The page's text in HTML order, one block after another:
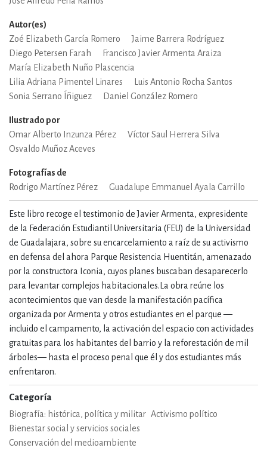
Autor(es)
Zoé Elizabeth García Romero
Jaime Barrera Rodríguez
Diego Petersen Farah
Francisco Javier Armenta Araiza
María Elizabeth Nuño Plascencia
Lilia Adriana Pimentel Linares
Luis Antonio Rocha Santos
Sonia Serrano Íñiguez
Daniel González Romero
Ilustrado por
Omar Alberto Inzunza Pérez
Víctor Saul Herrera Silva
Osvaldo Muñoz Aceves
Fotografías de
Rodrigo Martínez Pérez
Guadalupe Emmanuel Ayala Carrillo
Este libro recoge el testimonio de Javier Armenta, expresidente
de la Federación Estudiantil Universitaria (FEU) de la Universidad
de Guadalajara, sobre su encarcelamiento a raíz de su activismo
en defensa del ahora Parque Resistencia Huentitán, amenazado
por la constructora Iconia, cuyos planes buscaban desaparecerlo
para levantar complejos habitacionales.La obra reúne los
acontecimientos que van desde la manifestación pacífica
organizada por Armenta y otros estudiantes en el parque —
incluido el campamento, la activación del espacio con actividades
gratuitas para los habitantes del barrio y la reforestación de mil
árboles— hasta el proceso penal que él y dos estudiantes más
enfrentaron.
Categoría
Biografía: histórica, política y militar Activismo político
Bienestar social y servicios sociales
Conservación del medioambiente